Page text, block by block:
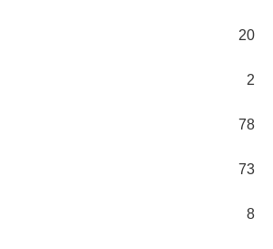
20
2
78
73
8